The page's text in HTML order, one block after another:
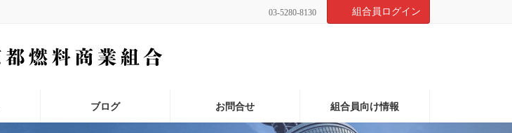
03-5280-8130 組合員ログイン
ブログ お問合せ 組合員向け情報